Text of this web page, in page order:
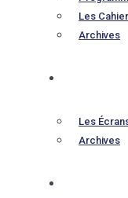
Les
Archives
Les
Archives